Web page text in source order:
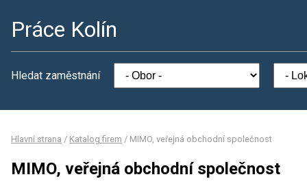
Práce Kolín
Hledat zaměstnání
Hlavní strana / Katalog firem / MIMO, veřejná obchodní společnost
MIMO, veřejná obchodní společnost